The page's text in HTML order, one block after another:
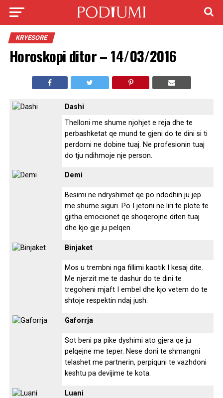
KRYESORE
Horoskopi ditor – 14/03/2016
Dashi
Thelloni me shume njohjet e reja dhe te
perbashketat qe mund te gjeni do te dini si ti
perdorni ne dobine tuaj. Ne profesionin tuaj
do tju ndihmoje nje person.
Demi
Besimi ne ndryshimet qe po ndodhin ju jep
me shume siguri. Po I jetoni ne liri te plote te
gjitha emocionet qe shoqerojne diten tuaj
dhe kjo gje ju pelqen.
Binjaket
Mos u trembni nga fillimi kaotik I kesaj dite.
Me njerzit me te dashur do te dini te
tregoheni mjaft I embel dhe kjo vetem do te
shtoje respektin ndaj jush.
Gaforrja
Sot beni pa pike dyshimi ato gjera qe ju
pelqejne me teper. Nese doni te shmangni
telashet me partnerin, perpiquni te vazhdoni
keshtu pa devijime te kota.
Luani